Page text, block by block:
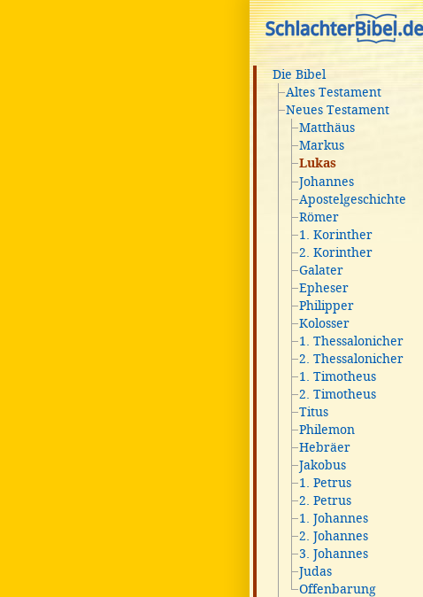
Die Bibel
Altes Testament
Neues Testament
Matthäus
Markus
Lukas
Johannes
Apostelgeschichte
Römer
1. Korinther
2. Korinther
Galater
Epheser
Philipper
Kolosser
1. Thessalonicher
2. Thessalonicher
1. Timotheus
2. Timotheus
Titus
Philemon
Hebräer
Jakobus
1. Petrus
2. Petrus
1. Johannes
2. Johannes
3. Johannes
Judas
Offenbarung